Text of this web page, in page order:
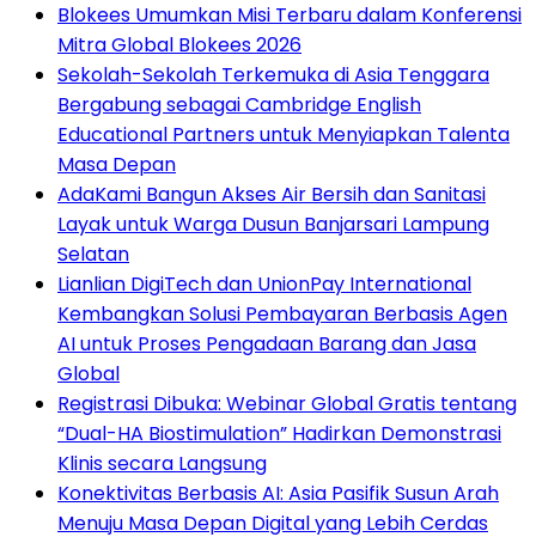
Blokees Umumkan Misi Terbaru dalam Konferensi
Mitra Global Blokees 2026
Sekolah-Sekolah Terkemuka di Asia Tenggara
Bergabung sebagai Cambridge English
Educational Partners untuk Menyiapkan Talenta
Masa Depan
AdaKami Bangun Akses Air Bersih dan Sanitasi
Layak untuk Warga Dusun Banjarsari Lampung
Selatan
Lianlian DigiTech dan UnionPay International
Kembangkan Solusi Pembayaran Berbasis Agen
AI untuk Proses Pengadaan Barang dan Jasa
Global
Registrasi Dibuka: Webinar Global Gratis tentang
“Dual-HA Biostimulation” Hadirkan Demonstrasi
Klinis secara Langsung
Konektivitas Berbasis AI: Asia Pasifik Susun Arah
Menuju Masa Depan Digital yang Lebih Cerdas